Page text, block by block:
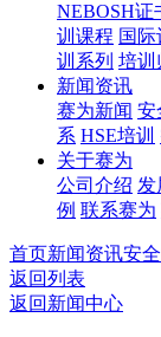
NEBOSH证
训课程 国际
训系列 培训
新闻资讯
赛为新闻 安
系 HSE培训
关于赛为
公司介绍 发
例 联系赛为
首页新闻资讯安
返回列表
返回新闻中心